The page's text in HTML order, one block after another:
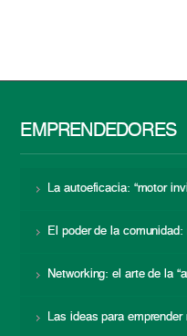
EMPRENDEDORES
La autoeficacia: “motor
El poder de la
Networking: el arte de la
Las ideas para